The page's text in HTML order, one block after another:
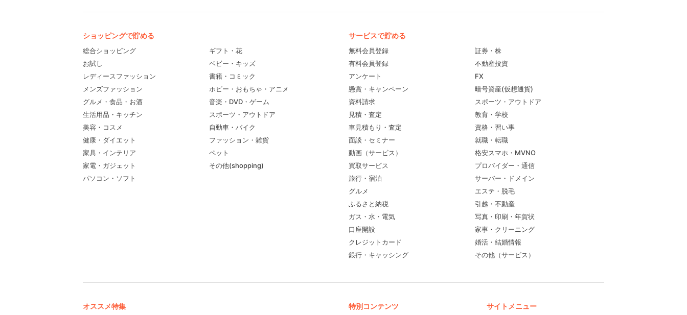
ショッピングで貯める
総合ショッピング
お試し
レディースファッション
メンズファッション
グルメ・食品・お酒
生活用品・キッチン
美容・コスメ
健康・ダイエット
家具・インテリア
家電・ガジェット
パソコン・ソフト
ギフト・花
ベビー・キッズ
書籍・コミック
ホビー・おもちゃ・アニメ
音楽・DVD・ゲーム
スポーツ・アウトドア
自動車・バイク
ファッション・雑貨
ペット
その他(shopping)
サービスで貯める
無料会員登録
有料会員登録
アンケート
懸賞・キャンペーン
資料請求
見積・査定
車見積もり・査定
面談・セミナー
動画（サービス）
買取サービス
旅行・宿泊
グルメ
ふるさと納税
ガス・水・電気
口座開設
クレジットカード
銀行・キャッシング
証券・株
不動産投資
FX
暗号資産(仮想通貨)
スポーツ・アウトドア
教育・学校
資格・習い事
就職・転職
格安スマホ・MVNO
プロバイダー・通信
サーバー・ドメイン
エステ・脱毛
引越・不動産
写真・印刷・年賀状
家事・クリーニング
婚活・結婚情報
その他（サービス）
オススメ特集 特別コンテンツ サイトメニュー